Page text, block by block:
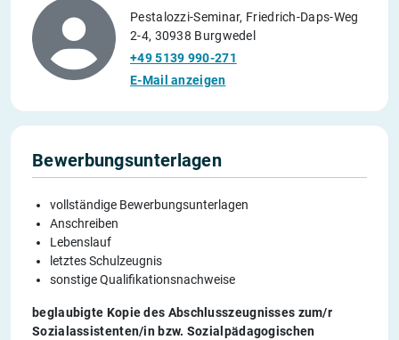
Pestalozzi-Seminar, Friedrich-Daps-Weg
2-4, 30938 Burgwedel
+49 5139 990-271
E-Mail anzeigen
Bewerbungsunterlagen
vollständige Bewerbungsunterlagen
Anschreiben
Lebenslauf
letztes Schulzeugnis
sonstige Qualifikationsnachweise
beglaubigte Kopie des Abschlusszeugnisses zum/r
Sozialassistenten/in bzw. Sozialpädagogischen